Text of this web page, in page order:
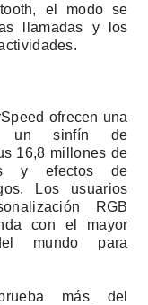
el modo se
llamadas y los
ofrecen una
y un sinfín de
16,8 millones de
y efectos de
Los usuarios
RGB
con el mayor
mundo para
más del